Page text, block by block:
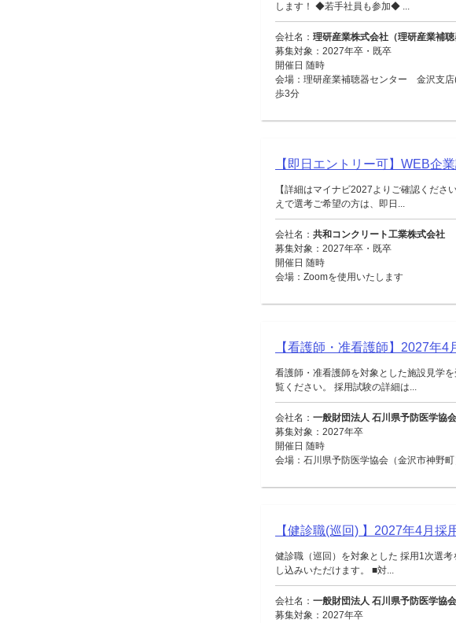
します！ ◆若手社員も参加◆ ...
会社名： 理研産業株式会社（理研産業補聴
募集対象：2027年卒・既卒
開催日 随時
会場：理研産業補聴器センター 金沢支
歩3分
【即日エントリー可】WEB企
【詳細はマイナビ2027よりご確認くださ
えで選考ご希望の方は、即日...
会社名： 共和コンクリート工業株式会社
募集対象：2027年卒・既卒
開催日 随時
会場：Zoomを使用いたします
【看護師・准看護師】2027年
看護師・准看護師を対象とした施設見学
覧ください。 採用試験の詳細は...
会社名： 一般財団法人 石川県予防医学協会
募集対象：2027年卒
開催日 随時
会場：石川県予防医学協会（金沢市神野町
【健診職(巡回) 】2027年4月採
健診職（巡回）を対象とした 採用1次選
し込みいただけます。 ■対...
会社名： 一般財団法人 石川県予防医学協会
募集対象：2027年卒